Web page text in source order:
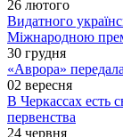
26 лютого
Видатного
Міжнародною
30 грудня
«Аврора»
02 вересня
В Черкассах есть
первенства
24 червня